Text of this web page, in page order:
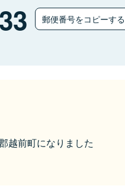
郵便番号をコピーする
越前町になりました